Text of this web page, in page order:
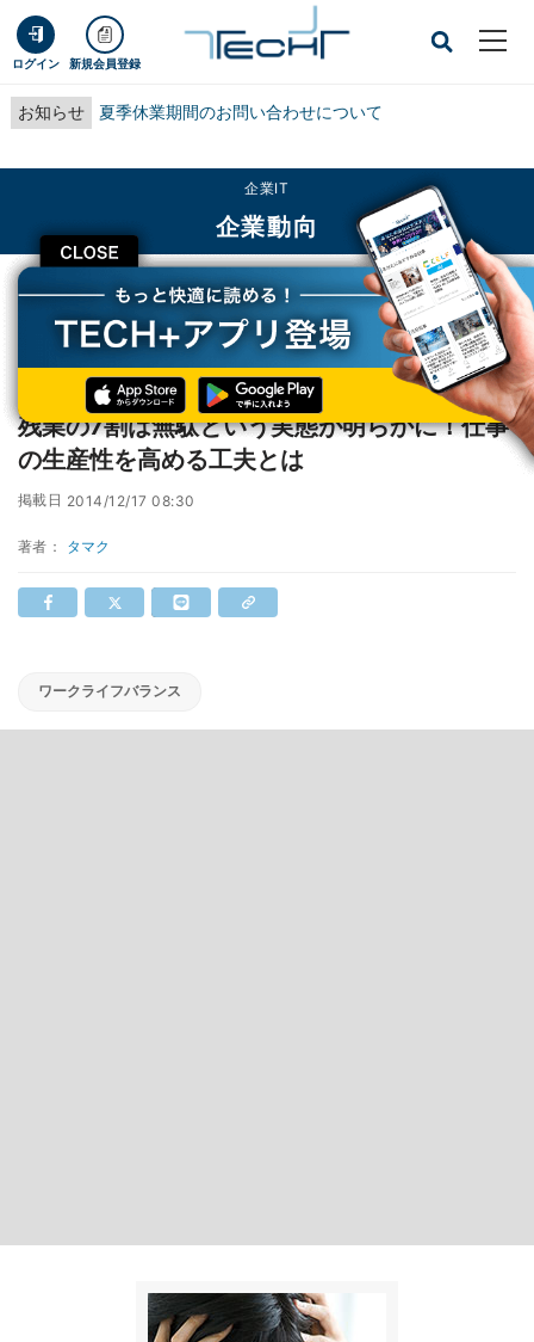
ログイン 新規会員登録
お知らせ 夏季休業期間のお問い合わせについて
CLOSE
企業IT
企業動向
TECH+ 企業IT
企業動向
残業の7割は無駄という実態が明らかに！仕事の生産性を高める工夫とは
残業の7割は無駄という実態が明らかに！仕事
の生産性を高める工夫とは
掲載日 2014/12/17 08:30
著者： タマク
ワークライフバランス